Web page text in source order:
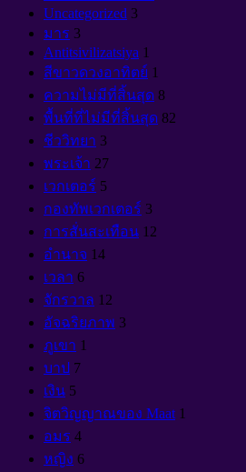
Uncategorized 3
มาร 3
Antitsivilizatsiya 1
สีขาวดวงอาทิตย์ 1
ความไม่มีที่สิ้นสุด 8
พื้นที่ที่ไม่มีที่สิ้นสุด 82
ชีววิทยา 3
พระเจ้า 27
เวกเตอร์ 5
กองทัพเวกเตอร์ 3
การสั่นสะเทือน 12
อำนาจ 14
เวลา 6
จักรวาล 12
อัจฉริยภาพ 3
ภูเขา 1
บาป 7
เงิน 5
จิตวิญญาณของ Maat 1
อมร 4
หญิง 6